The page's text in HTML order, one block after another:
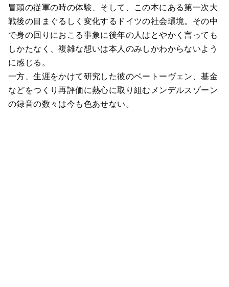
冒頭の従軍の時の体験、そして、この本にある第一次大
戦後の目まぐるしく変化するドイツの社会環境。その中
で身の回りにおこる事象に後年の人はとやかく言っても
しかたなく、複雑な想いは本人のみしかわからないよう
に感じる。
一方、生涯をかけて研究した彼のベートーヴェン、基金
などをつくり再評価に熱心に取り組むメンデルスゾーン
の録音の数々は今も色あせない。